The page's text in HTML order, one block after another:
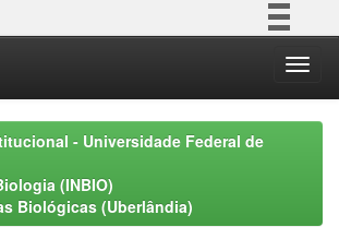
Participe
Acesso à informação
Canais
- Universidade Federal de
(INBIO)
Biológicas (Uberlândia)